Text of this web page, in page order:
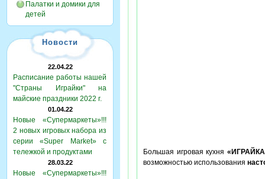
Палатки и домики для
детей
Новости
22.04.22
Расписание работы нашей
"Страны Играйки" на
майские праздники 2022 г.
01.04.22
Новые «Супермаркеты»!!!
2 новых игровых набора из
серии «Super Market» с
тележкой и продуктами
28.03.22
Новые «Супермаркеты»!!!
Большая игровая кухня
возможностью использования